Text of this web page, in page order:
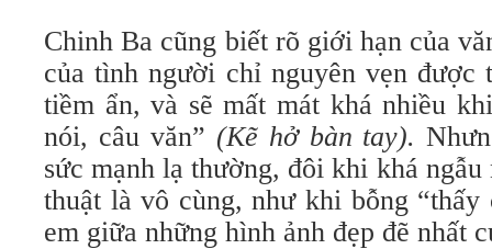
Chinh Ba cũng biết rõ giới hạn của
của tình người chỉ nguyên vẹn được
tiềm ẩn, và sẽ mất mát khá nhiều
nói, câu văn” (Kẽ hở bàn tay).
sức mạnh lạ thường, đôi khi khá
thuật là vô cùng, như khi bỗng
em giữa những hình ảnh đẹp đẽ nhất